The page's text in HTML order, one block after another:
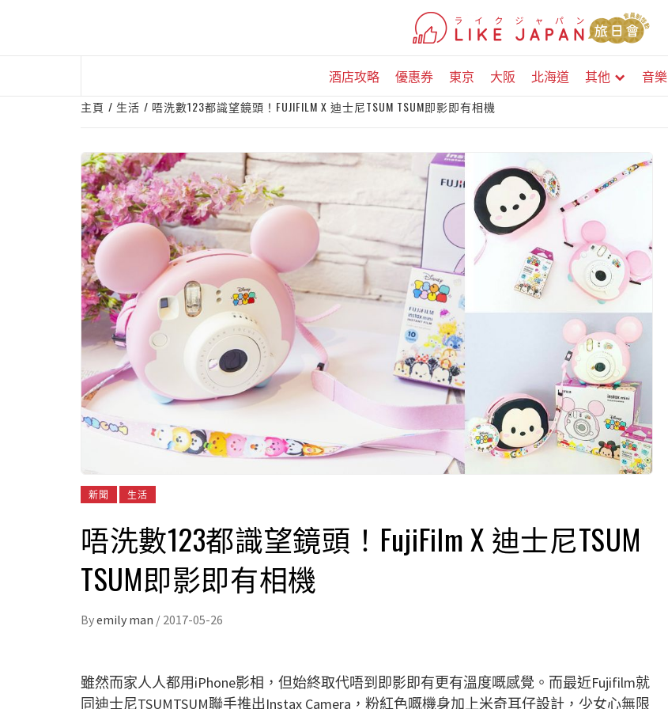
酒店攻略 優惠券 東京 大阪 北海道 其他 音樂
主頁 生活 唔洗數123都識望鏡頭！FUJIFILM X 迪士尼TSUM TSUM即影即有相機
新聞 生活
唔洗數123都識望鏡頭！FujiFilm X 迪士尼TSUM
TSUM即影即有相機
Byemily man / 2017-05-26
雖然而家人人都用iPhone影相，但始終取代唔到即影即有更有溫度嘅感覺。而最近Fujifilm就
同迪士尼TSUMTSUM聯手推出Instax Camera，粉紅色嘅機身加上米奇耳仔設計，少女心無限